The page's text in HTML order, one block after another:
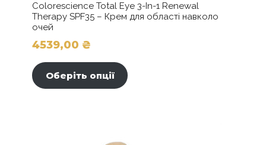
Colorescience Total Eye 3-In-1 Renewal
Therapy SPF35 – Крем для області навколо
очей
4539,00 ₴
Оберіть опції